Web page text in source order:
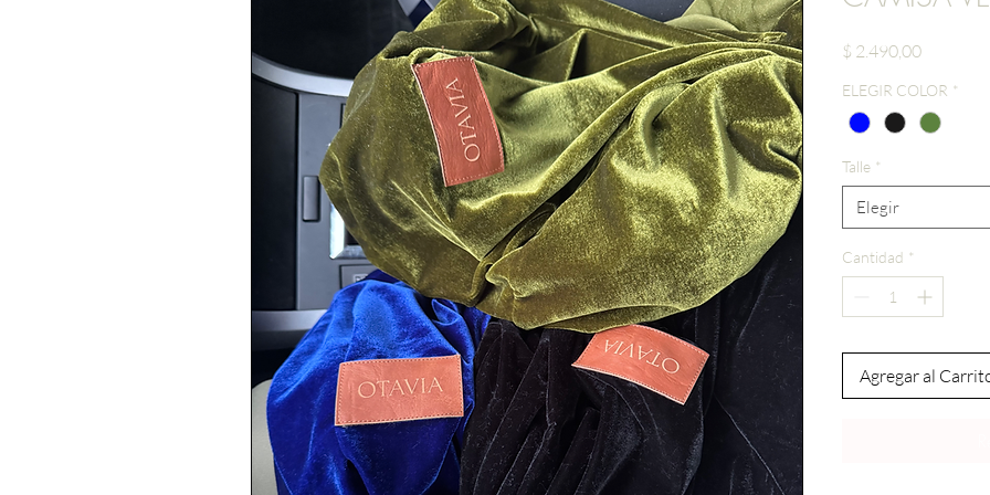
$ 2.490,00Precio
ELEGIR COLOR *
Talle *
Elegir
Cantidad *
Agregar al